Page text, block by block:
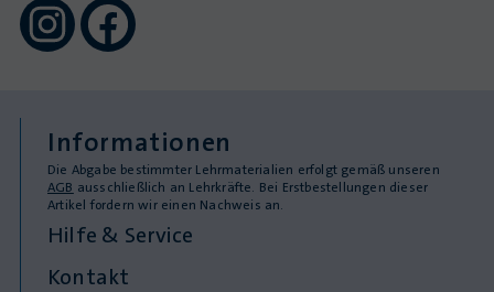
Informationen
Die Abgabe bestimmter Lehrmaterialien erfolgt gemäß unseren
AGB ausschließlich an Lehrkräfte. Bei Erstbestellungen dieser
Artikel fordern wir einen Nachweis an.
Hilfe & Service
Kontakt